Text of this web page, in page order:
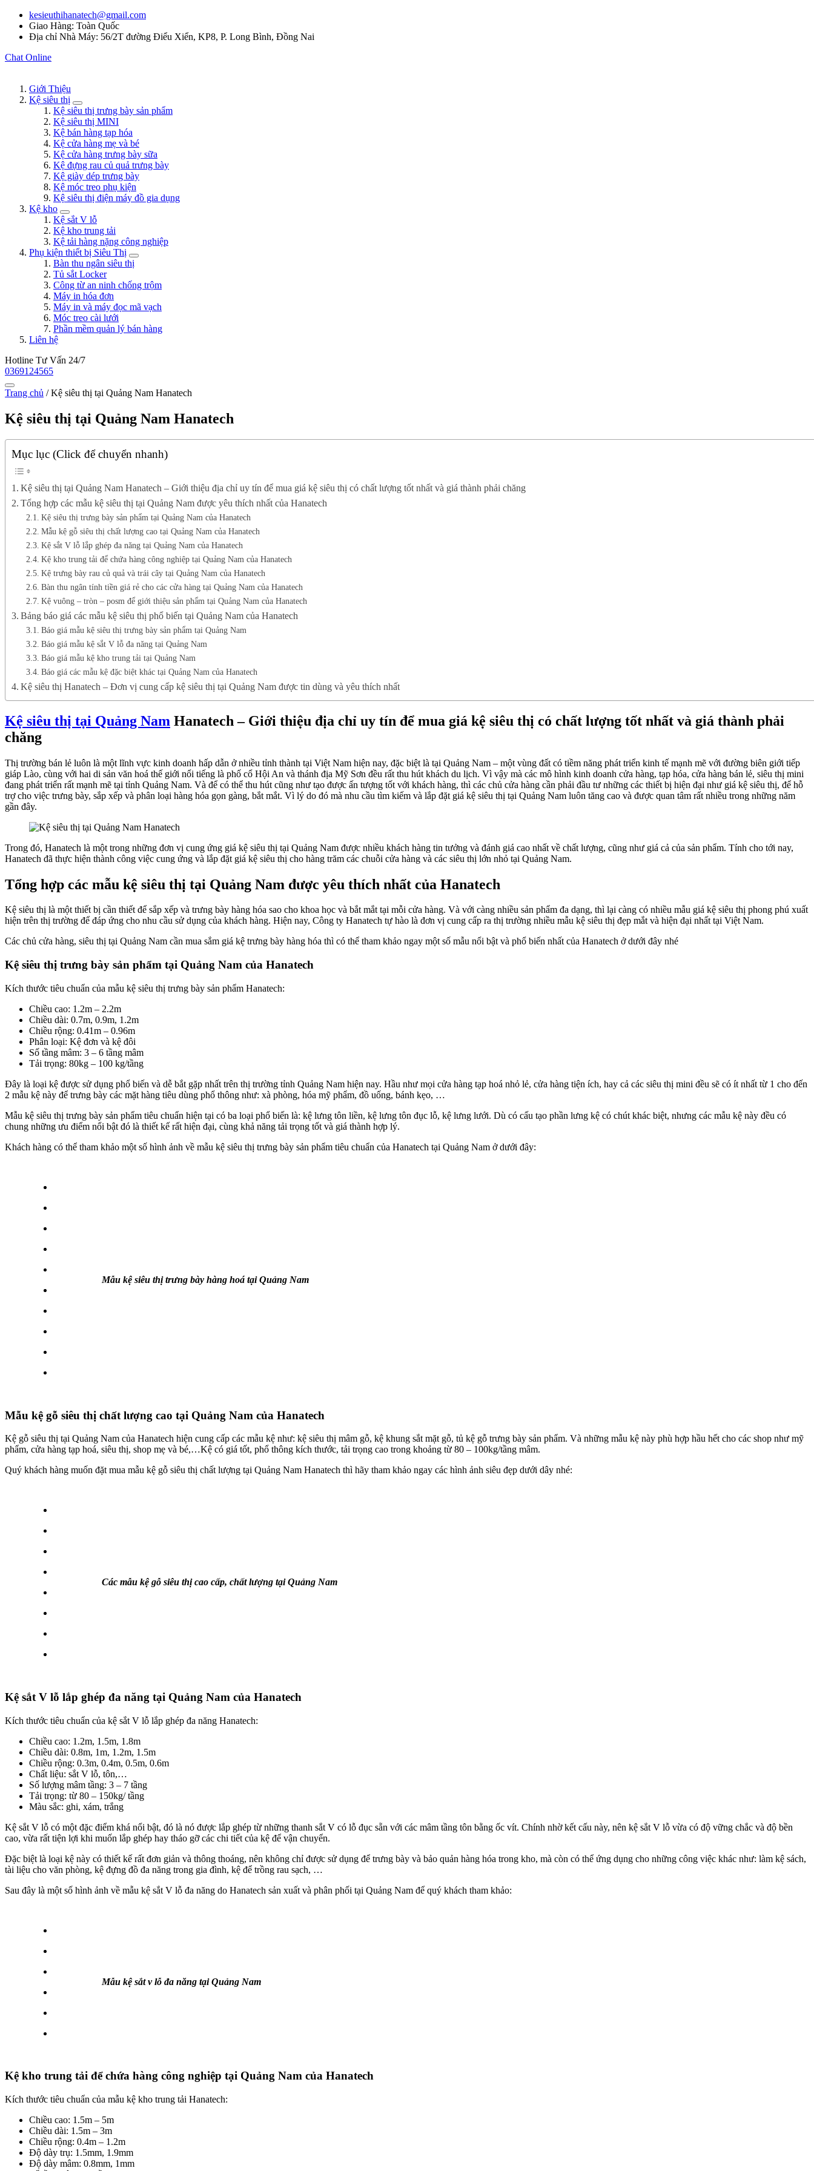
kesieuthihanatech@gmail.com
Giao Hàng: Toàn Quốc
Địa chỉ Nhà Máy: 56/2T đường Điểu Xiển, KP8, P. Long Bình, Đồng Nai
Chat Online
Giới Thiệu
Kệ siêu thị
Kệ siêu thị trưng bày sản phẩm
Kệ siêu thị MINI
Kệ bán hàng tạp hóa
Kệ cửa hàng mẹ và bé
Kệ cửa hàng trưng bày sữa
Kệ đựng rau củ quả trưng bày
Kệ giày dép trưng bày
Kệ móc treo phụ kiện
Kệ siêu thị điện máy đồ gia dụng
Kệ kho
Kệ sắt V lỗ
Kệ kho trung tải
Kệ tải hàng nặng công nghiệp
Phụ kiện thiết bị Siêu Thị
Bàn thu ngân siêu thị
Tủ sắt Locker
Công từ an ninh chống trộm
Máy in hóa đơn
Máy in và máy đọc mã vạch
Móc treo cài lưới
Phần mềm quản lý bán hàng
Liên hệ
Hotline Tư Vấn 24/7
0369124565
Trang chủ /Kệ siêu thị tại Quảng Nam Hanatech
Kệ siêu thị tại Quảng Nam Hanatech
Mục lục (Click để chuyển nhanh)
Kệ siêu thị tại Quảng Nam Hanatech – Giới thiệu địa chỉ uy tín để mua giá kệ siêu thị có chất lượng tốt nhất và giá thành phải chăng
Tổng hợp các mẫu kệ siêu thị tại Quảng Nam được yêu thích nhất của Hanatech
Kệ siêu thị trưng bày sản phẩm tại Quảng Nam của Hanatech
Mẫu kệ gỗ siêu thị chất lượng cao tại Quảng Nam của Hanatech
Kệ sắt V lỗ lắp ghép đa năng tại Quảng Nam của Hanatech
Kệ kho trung tải để chứa hàng công nghiệp tại Quảng Nam của Hanatech
Kệ trưng bày rau củ quả và trái cây tại Quảng Nam của Hanatech
Bàn thu ngân tính tiền giá rẻ cho các cửa hàng tại Quảng Nam của Hanatech
Kệ vuông – tròn – posm để giới thiệu sản phẩm tại Quảng Nam của Hanatech
Bảng báo giá các mẫu kệ siêu thị phổ biến tại Quảng Nam của Hanatech
Báo giá mẫu kệ siêu thị trưng bày sản phẩm tại Quảng Nam
Báo giá mẫu kệ sắt V lỗ đa năng tại Quảng Nam
Báo giá mẫu kệ kho trung tải tại Quảng Nam
Báo giá các mẫu kệ đặc biệt khác tại Quảng Nam của Hanatech
Kệ siêu thị Hanatech – Đơn vị cung cấp kệ siêu thị tại Quảng Nam được tin dùng và yêu thích nhất
Kệ siêu thị tại Quảng Nam Hanatech – Giới thiệu địa chỉ uy tín để mua giá kệ siêu thị có chất lượng tốt nhất và giá thành phải
chăng
Thị trường bán lẻ luôn là một lĩnh vực kinh doanh hấp dẫn ở nhiều tỉnh thành tại Việt Nam hiện nay, đặc biệt là tại Quảng Nam – một vùng đất có tiềm năng phát triển kinh tế mạnh mẽ với đường biên giới tiếp
giáp Lào, cùng với hai di sản văn hoá thế giới nổi tiếng là phố cổ Hội An và thánh địa Mỹ Sơn đều rất thu hút khách du lịch. Vì vậy mà các mô hình kinh doanh cửa hàng, tạp hóa, cửa hàng bán lẻ, siêu thị mini
đang phát triển rất mạnh mẽ tại tỉnh Quảng Nam. Và để có thể thu hút cũng như tạo được ấn tượng tốt với khách hàng, thì các chủ cửa hàng cần phải đầu tư những các thiết bị hiện đại như giá kệ siêu thị, để hỗ
trợ cho việc trưng bày, sắp xếp và phân loại hàng hóa gọn gàng, bắt mắt. Vì lý do đó mà nhu cầu tìm kiếm và lắp đặt giá kệ siêu thị tại Quảng Nam luôn tăng cao và được quan tâm rất nhiều trong những năm
gần đây.
Trong đó, Hanatech là một trong những đơn vị cung ứng giá kệ siêu thị tại Quảng Nam được nhiều khách hàng tin tưởng và đánh giá cao nhất về chất lượng, cũng như giá cả của sản phẩm. Tính cho tới nay,
Hanatech đã thực hiện thành công việc cung ứng và lắp đặt giá kệ siêu thị cho hàng trăm các chuỗi cửa hàng và các siêu thị lớn nhỏ tại Quảng Nam.
Tổng hợp các mẫu kệ siêu thị tại Quảng Nam được yêu thích nhất của Hanatech
Kệ siêu thị là một thiết bị cần thiết để sắp xếp và trưng bày hàng hóa sao cho khoa học và bắt mắt tại mỗi cửa hàng. Và với càng nhiều sản phẩm đa dạng, thì lại càng có nhiều mẫu giá kệ siêu thị phong phú xuất
hiện trên thị trường để đáp ứng cho nhu cầu sử dụng của khách hàng. Hiện nay, Công ty Hanatech tự hào là đơn vị cung cấp ra thị trường nhiều mẫu kệ siêu thị đẹp mắt và hiện đại nhất tại Việt Nam.
Các chủ cửa hàng, siêu thị tại Quảng Nam cần mua sắm giá kệ trưng bày hàng hóa thì có thể tham khảo ngay một số mẫu nổi bật và phổ biến nhất của Hanatech ở dưới đây nhé
Kệ siêu thị trưng bày sản phẩm tại Quảng Nam của Hanatech
Kích thước tiêu chuẩn của mẫu kệ siêu thị trưng bày sản phẩm Hanatech:
Chiều cao: 1.2m – 2.2m
Chiều dài: 0.7m, 0.9m, 1.2m
Chiều rộng: 0.41m – 0.96m
Phân loại: Kệ đơn và kệ đôi
Số tầng mâm: 3 – 6 tầng mâm
Tải trọng: 80kg – 100 kg/tầng
Đây là loại kệ được sử dụng phổ biến và dễ bắt gặp nhất trên thị trường tỉnh Quảng Nam hiện nay. Hầu như mọi cửa hàng tạp hoá nhỏ lẻ, cửa hàng tiện ích, hay cả các siêu thị mini đều sẽ có ít nhất từ 1 cho đến
2 mẫu kệ này để trưng bày các mặt hàng tiêu dùng phổ thông như: xà phòng, hóa mỹ phẩm, đồ uống, bánh kẹo, …
Mẫu kệ siêu thị trưng bày sản phẩm tiêu chuẩn hiện tại có ba loại phổ biến là: kệ lưng tôn liền, kệ lưng tôn đục lỗ, kệ lưng lưới. Dù có cấu tạo phần lưng kệ có chút khác biệt, nhưng các mẫu kệ này đều có
chung những ưu điểm nổi bật đó là thiết kế rất hiện đại, cùng khả năng tải trọng tốt và giá thành hợp lý.
Khách hàng có thể tham khảo một số hình ảnh về mẫu kệ siêu thị trưng bày sản phẩm tiêu chuẩn của Hanatech tại Quảng Nam ở dưới đây:
Mẫu kệ siêu thị trưng bày hàng hoá tại Quảng Nam
Mẫu kệ gỗ siêu thị chất lượng cao tại Quảng Nam của Hanatech
Kệ gỗ siêu thị tại Quảng Nam của Hanatech hiện cung cấp các mẫu kệ như: kệ siêu thị mâm gỗ, kệ khung sắt mặt gỗ, tủ kệ gỗ trưng bày sản phẩm. Và những mẫu kệ này phù hợp hầu hết cho các shop như mỹ
phẩm, cửa hàng tạp hoá, siêu thị, shop mẹ và bé,…Kệ có giá tốt, phổ thông kích thước, tải trọng cao trong khoảng từ 80 – 100kg/tầng mâm.
Quý khách hàng muốn đặt mua mẫu kệ gỗ siêu thị chất lượng tại Quảng Nam Hanatech thì hãy tham khảo ngay các hình ảnh siêu đẹp dưới dây nhé:
Các mẫu kệ gỗ siêu thị cao cấp, chất lượng tại Quảng Nam
Kệ sắt V lỗ lắp ghép đa năng tại Quảng Nam của Hanatech
Kích thước tiêu chuẩn của kệ sắt V lỗ lắp ghép đa năng Hanatech:
Chiều cao: 1.2m, 1.5m, 1.8m
Chiều dài: 0.8m, 1m, 1.2m, 1.5m
Chiều rộng: 0.3m, 0.4m, 0.5m, 0.6m
Chất liệu: sắt V lỗ, tôn,…
Số lượng mâm tầng: 3 – 7 tầng
Tải trọng: từ 80 – 150kg/ tầng
Màu sắc: ghi, xám, trắng
Kệ sắt V lỗ có một đặc điểm khá nổi bật, đó là nó được lắp ghép từ những thanh sắt V có lỗ đục sẵn với các mâm tầng tôn bằng ốc vít. Chính nhờ kết cấu này, nên kệ sắt V lỗ vừa có độ vững chắc và độ bền
cao, vừa rất tiện lợi khi muốn lắp ghép hay tháo gỡ các chi tiết của kệ để vận chuyển.
Đặc biệt là loại kệ này có thiết kế rất đơn giản và thông thoáng, nên không chỉ được sử dụng để trưng bày và bảo quản hàng hóa trong kho, mà còn có thể ứng dụng cho những công việc khác như: làm kệ sách,
tài liệu cho văn phòng, kệ đựng đồ đa năng trong gia đình, kệ để trồng rau sạch, …
Sau đây là một số hình ảnh về mẫu kệ sắt V lỗ đa năng do Hanatech sản xuất và phân phối tại Quảng Nam để quý khách tham khảo:
Mẫu kệ sắt v lỗ đa năng tại Quảng Nam
Kệ kho trung tải để chứa hàng công nghiệp tại Quảng Nam của Hanatech
Kích thước tiêu chuẩn của mẫu kệ kho trung tải Hanatech:
Chiều cao: 1.5m – 5m
Chiều dài: 1.5m – 3m
Chiều rộng: 0.4m – 1.2m
Độ dày trụ: 1.5mm, 1.9mm
Độ dày mâm: 0.8mm, 1mm